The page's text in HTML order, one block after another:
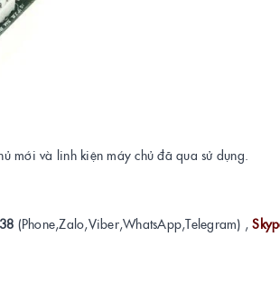
mới và linh kiện máy chủ đã qua sử dụng.
(Phone,Zalo,Viber,WhatsApp,Telegram) ,